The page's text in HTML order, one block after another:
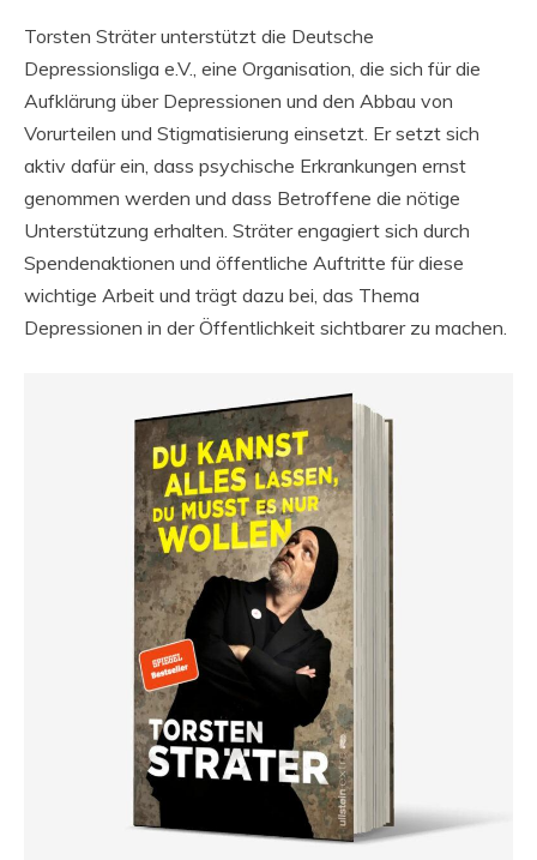
Torsten Sträter unterstützt die Deutsche
Depressionsliga e.V., eine Organisation, die sich für die
Aufklärung über Depressionen und den Abbau von
Vorurteilen und Stigmatisierung einsetzt. Er setzt sich
aktiv dafür ein, dass psychische Erkrankungen ernst
genommen werden und dass Betroffene die nötige
Unterstützung erhalten. Sträter engagiert sich durch
Spendenaktionen und öffentliche Auftritte für diese
wichtige Arbeit und trägt dazu bei, das Thema
Depressionen in der Öffentlichkeit sichtbarer zu machen.